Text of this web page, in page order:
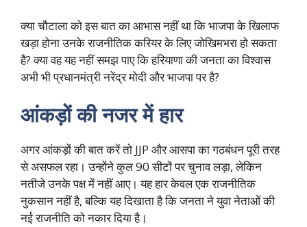
क्या चौटाला को इस बात का आभास नहीं था कि भाजपा के खिलाफ
खड़ा होना उनके राजनीतिक करियर के लिए जोखिमभरा हो सकता
है? क्या वह यह नहीं समझ पाए कि हरियाणा की जनता का विश्वास
अभी भी प्रधानमंत्री नरेंद्र मोदी और भाजपा पर है?
आंकड़ों की नजर में हार
अगर आंकड़ों की बात करें तो JJP और आसपा का गठबंधन पूरी तरह
से असफल रहा। उन्होंने कुल 90 सीटों पर चुनाव लड़ा, लेकिन
नतीजे उनके पक्ष में नहीं आए। यह हार केवल एक राजनीतिक
नुकसान नहीं है, बल्कि यह दिखाता है कि जनता ने युवा नेताओं की
नई राजनीति को नकार दिया है।